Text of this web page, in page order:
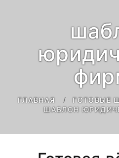
ГЛАВНАЯ
ГОТОВЫЕ
ШАБЛОН